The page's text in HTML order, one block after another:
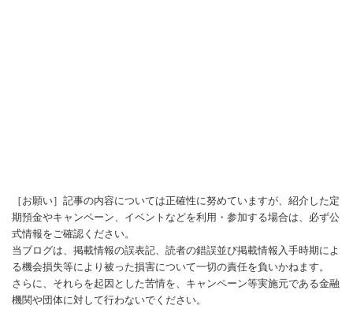
［お願い］記事の内容については正確性に努めていますが、紹介した定
期預金やキャンペーン、イベントなどを利用・参加する場合は、必ず公
式情報をご確認ください。
当ブログは、掲載情報の誤表記、読者の錯誤並び掲載情報入手時期によ
る機会損失等により被った損害について一切の責任を負いかねます。
さらに、それらを起因とした苦情を、キャンペーン等実施元である金融
機関や団体に対して行わないでください。